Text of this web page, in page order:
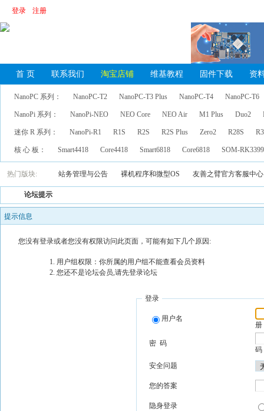
登录 注册
首 页 联系我们 淘宝店铺 维基教程 固件下载 资
NanoPC 系列： NanoPC-T2 NanoPC-T3 Plus NanoPC-T4 NanoPC-T6
NanoPi 系列： NanoPi-NEO NEO Core NEO Air M1 Plus Duo2
迷你 R 系列： NanoPi-R1 R1S R2S R2S Plus Zero2 R28S
核 心 板： Smart4418 Core4418 Smart6818 Core6818 SOM-
热门版块: 站务管理与公告 裸机程序和微型OS 友善之臂官方客服中心
论坛提示
提示信息
您没有登录或者您没有权限访问此页面，可能有如下几个原因:
用户组权限：你所属的用户组不能查看会员资料
您还不是论坛会员,请先登录论坛
登录
用户名
册
密 码
码
安全问题
您的答案
隐身登录